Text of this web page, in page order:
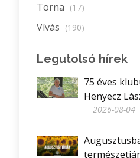
Torna (17)
Vívás (190)
Legutolsó hírek
75 éves
Henyecz
2026-08-04